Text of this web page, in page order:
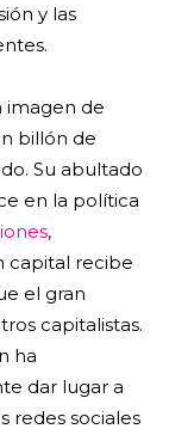
y las
imagen de
billón de
Su abultado
en la política
,
capital recibe
el gran
capitalistas.
ha
dar lugar a
redes sociales